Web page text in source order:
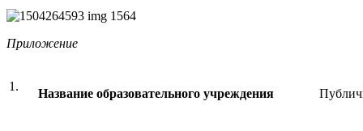
Приложение
1.
Название образовательного учреждения